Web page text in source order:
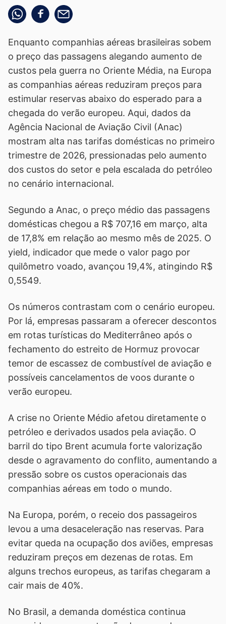
Compartilhe pelo whatsapp
Compartilhar no facebook
Compartilhe pelo email
Enquanto companhias aéreas brasileiras sobem
o preço das passagens alegando aumento de
custos pela guerra no Oriente Média, na Europa
as companhias aéreas reduziram preços para
estimular reservas abaixo do esperado para a
chegada do verão europeu. Aqui, dados da
Agência Nacional de Aviação Civil (Anac)
mostram alta nas tarifas domésticas no primeiro
trimestre de 2026, pressionadas pelo aumento
dos custos do setor e pela escalada do petróleo
no cenário internacional.
Segundo a Anac, o preço médio das passagens
domésticas chegou a R$ 707,16 em março, alta
de 17,8% em relação ao mesmo mês de 2025. O
yield, indicador que mede o valor pago por
quilômetro voado, avançou 19,4%, atingindo R$
0,5549.
Os números contrastam com o cenário europeu.
Por lá, empresas passaram a oferecer descontos
em rotas turísticas do Mediterrâneo após o
fechamento do estreito de Hormuz provocar
temor de escassez de combustível de aviação e
possíveis cancelamentos de voos durante o
verão europeu.
A crise no Oriente Médio afetou diretamente o
petróleo e derivados usados pela aviação. O
barril do tipo Brent acumula forte valorização
desde o agravamento do conflito, aumentando a
pressão sobre os custos operacionais das
companhias aéreas em todo o mundo.
Na Europa, porém, o receio dos passageiros
levou a uma desaceleração nas reservas. Para
evitar queda na ocupação dos aviões, empresas
reduziram preços em dezenas de rotas. Em
alguns trechos europeus, as tarifas chegaram a
cair mais de 40%.
No Brasil, a demanda doméstica continua